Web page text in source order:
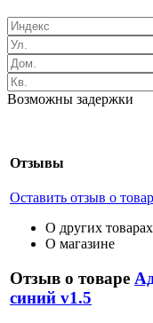
Возможны задержки
Отзывы
Оставить отзыв о
О других товарах
О магазине
Отзыв о товаре
синий v1.5